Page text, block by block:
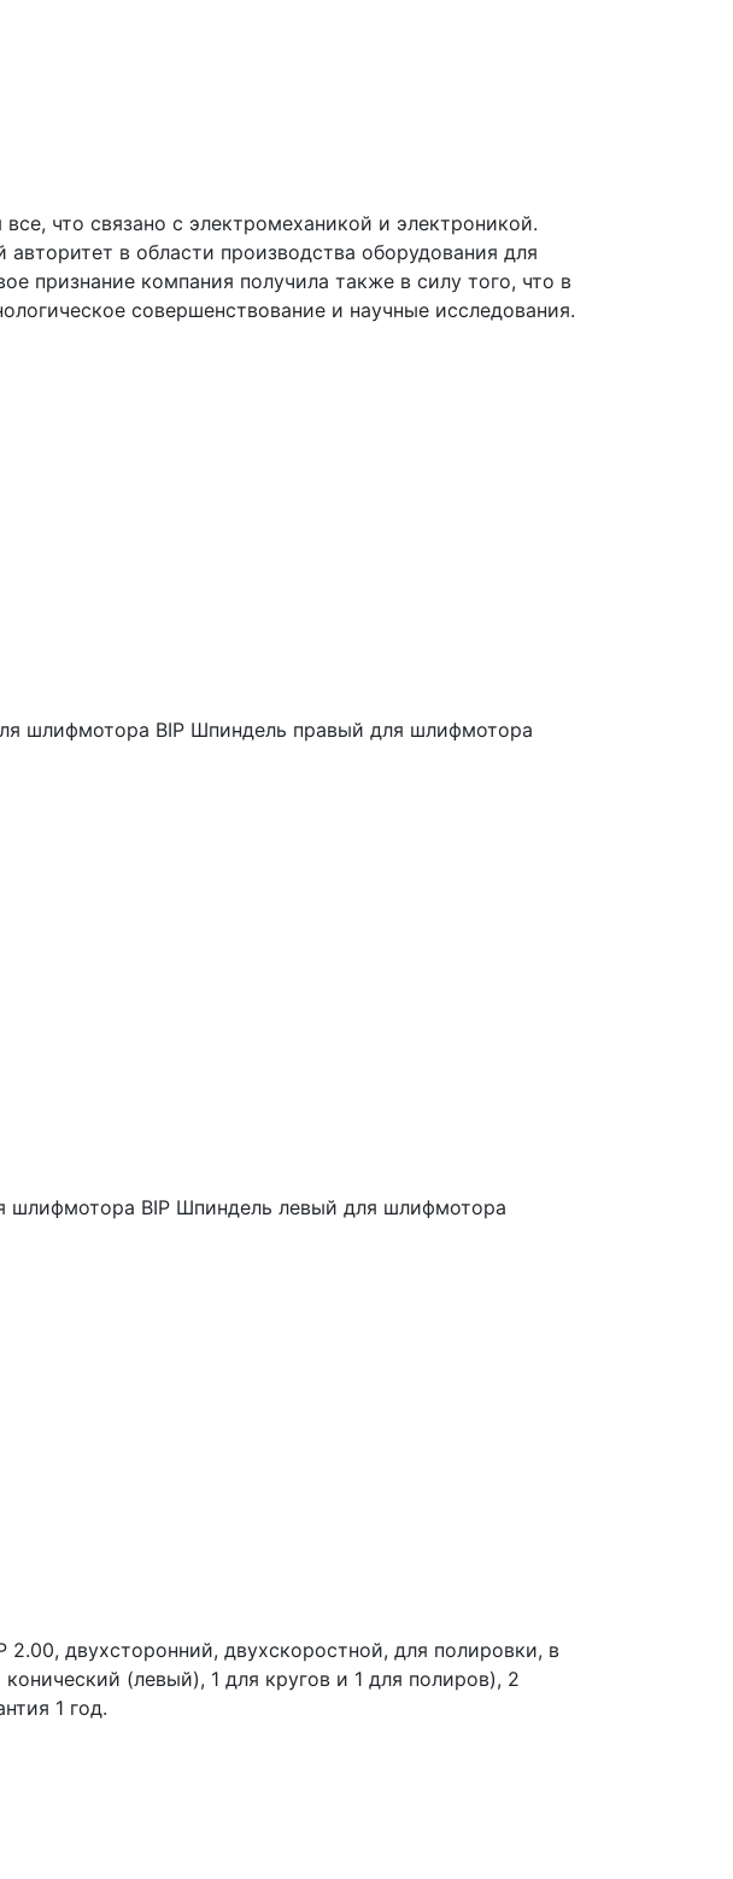
что связано с электромеханикой и электроникой.
в области производства оборудования для
признание компания получила также в силу того, что в
совершенствование и научные исследования.
шлифмотора BIP Шпиндель правый для шлифмотора
шлифмотора BIP Шпиндель левый для шлифмотора
двухсторонний, двухскоростной, для полировки, в
(левый), 1 для кругов и 1 для полиров), 2
1 год.